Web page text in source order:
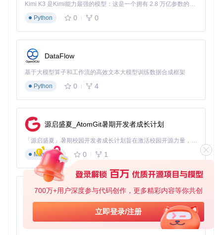
700万+用户深度参与代码创作，更多精彩内容等你共创
立即登录/注册
按使用频率排序：把最可能的密码放在字典前面
运行时优化设置
在配置界面勾选"空闲时加速"，工具会在电脑空闲时自动提高
CPU占用率；勾选"断点续传"，下次打开时可继续上次的测试
进度，特别适合长时破解。
三步上手，现在就解锁你的文件
准备工作
：下载工具后无需安装，双击即可运行。准备好
需要解锁的压缩包和密码字典文件（没有的话可先用工具
自带的通用字典）。
简单设置：点击"选择文件"添加压缩包，"导入字典"选择密
码列表，然后点击"开始测试"按钮。
等待结果：工具自动运行，找到密码后会弹出提示窗口，
显示"找到密码：xxxx"，复制密码即可打开压缩包。
小互动：你曾经因为忘记密码而烦恼过吗？是哪种类型的
文件让你印象深刻？
安全提示与获取方式
这款工具仅用于个人合法拥有的文件解锁，请勿用于非法用
Kimi K3 是Kimi能力最强的模型：这是一个拥有 2.8 万亿参数的混合专家（MoE）模型，具备原生视觉理解能力，并支持 100 万 token 的上下文窗口。
Python
0 0
DataFlow
基于大模型算子和工作流的高效文本大模型训练数据合成框架
Python
0 4
源启盛夏_AtomGit暑期开发者成长计划
「源启盛夏」暑期校园开发者成长计划旨在激活校园开源力量，通过积分激励、认证扶持、资源倾斜等形式，引导高校组织和开发者完成「入驻 — 建项目 — 做贡献 — 获认证 — 得资源」的完整闭环。无论你是想带领社团入驻平台的组织者，还是希望用代码贡献证明自己的开发者，都能在这里找到属于你的成长路径。
Markdown
0 1
py-xiaozhi
基于Python的Xiaozhi AI，适用于想要完整Xiaozhi体验而无需拥有专用硬件的用户。
Python
0 1